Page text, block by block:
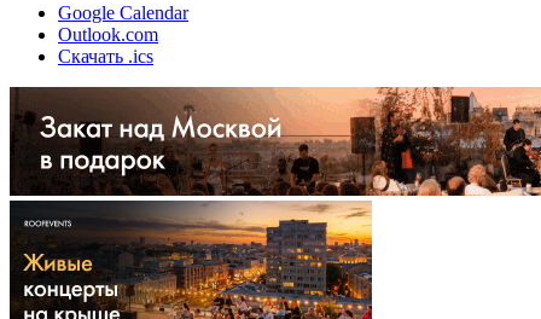
Google Calendar
Outlook.com
Скачать .ics